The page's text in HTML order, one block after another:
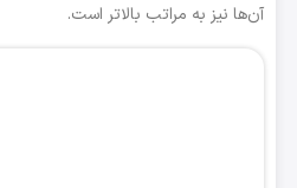
آن‌ها نیز به مراتب بالاتر است.